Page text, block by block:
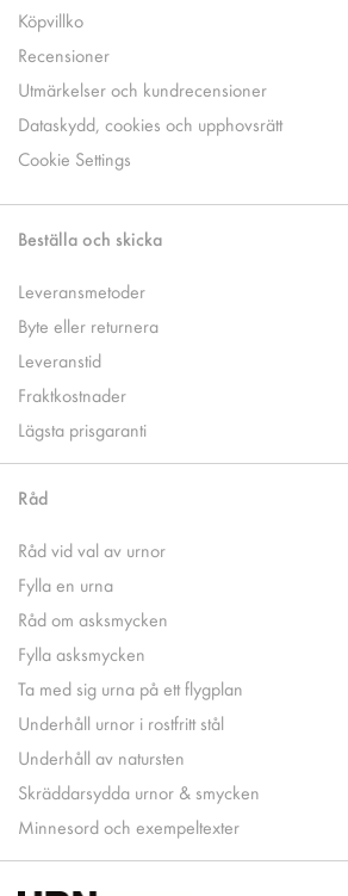
Köpvillko
Recensioner
Utmärkelser och kundrecensioner
Dataskydd, cookies och upphovsrätt
Cookie Settings
Beställa och skicka
Leveransmetoder
Byte eller returnera
Leveranstid
Fraktkostnader
Lägsta prisgaranti
Råd
Råd vid val av urnor
Fylla en urna
Råd om asksmycken
Fylla asksmycken
Ta med sig urna på ett flygplan
Underhåll urnor i rostfritt stål
Underhåll av natursten
Skräddarsydda urnor & smycken
Minnesord och exempeltexter